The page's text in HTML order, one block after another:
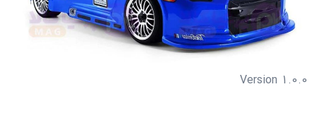
Version 1.0.0